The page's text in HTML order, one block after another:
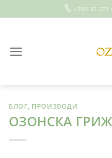
to
+389 33 271
БЛОГ, ПРОИЗВОДИ
ОЗОНСКА